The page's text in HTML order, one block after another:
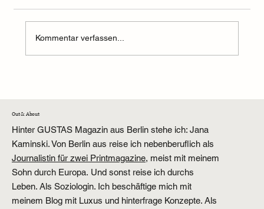
Kommentar verfassen...
Out & About
Hinter GUSTAS Magazin aus Berlin stehe ich: Jana
Kaminski. Von Berlin aus reise ich nebenberuflich als
Journalistin für zwei Printmagazine, meist mit meinem
Sohn durch Europa. Und sonst reise ich durchs
Leben. Als Soziologin. Ich beschäftige mich mit
meinem Blog mit Luxus und hinterfrage Konzepte. Als